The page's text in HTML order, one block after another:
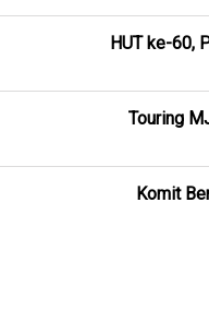
HUT ke-60,
Touring
Komit